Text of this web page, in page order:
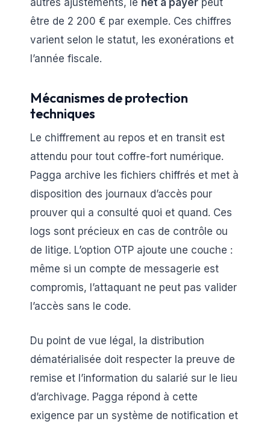
autres ajustements, le net à payer peut
être de 2 200 € par exemple. Ces chiffres
varient selon le statut, les exonérations et
l’année fiscale.
Mécanismes de protection
techniques
Le chiffrement au repos et en transit est
attendu pour tout coffre-fort numérique.
Pagga archive les fichiers chiffrés et met à
disposition des journaux d’accès pour
prouver qui a consulté quoi et quand. Ces
logs sont précieux en cas de contrôle ou
de litige. L’option OTP ajoute une couche :
même si un compte de messagerie est
compromis, l’attaquant ne peut pas valider
l’accès sans le code.
Du point de vue légal, la distribution
dématérialisée doit respecter la preuve de
remise et l’information du salarié sur le lieu
d’archivage. Pagga répond à cette
exigence par un système de notification et